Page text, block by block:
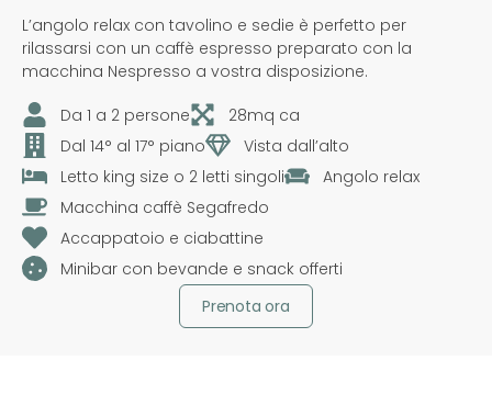
L’angolo relax con tavolino e sedie è perfetto per
rilassarsi con un caffè espresso preparato con la
macchina Nespresso a vostra disposizione.
Da 1 a 2 persone
28mq ca
Dal 14° al 17° piano
Vista dall’alto
Letto king size o 2 letti singoli
Angolo relax
Macchina caffè Segafredo
Accappatoio e ciabattine
Minibar con bevande e snack offerti
Prenota ora